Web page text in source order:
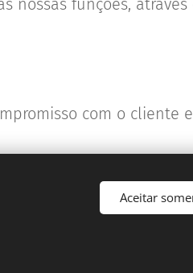
nossas funções, através
com o cliente e
Aceitar